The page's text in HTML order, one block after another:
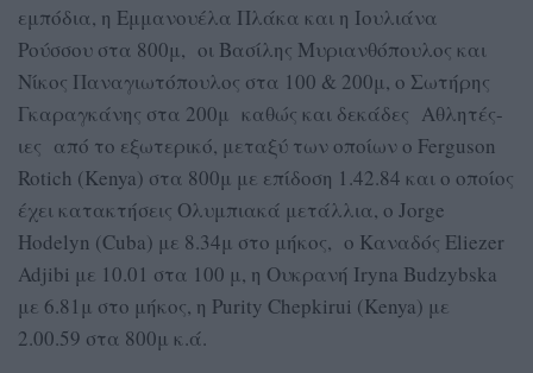
εμπόδια, η Εμμανουέλα Πλάκα και η Ιουλιάνα
Ρούσσου στα 800μ, οι Βασίλης Μυριανθόπουλος και
Νίκος Παναγιωτόπουλος στα 100 & 200μ, ο Σωτήρης
Γκαραγκάνης στα 200μ καθώς και δεκάδες Αθλητές-
ιες από το εξωτερικό, μεταξύ των οποίων ο Ferguson
Rotich (Kenya) στα 800μ με επίδοση 1.42.84 και ο οποίος
έχει κατακτήσεις Ολυμπιακά μετάλλια, ο Jorge
Hodelyn (Cuba) με 8.34μ στο μήκος, ο Καναδός Eliezer
Adjibi με 10.01 στα 100 μ, η Ουκρανή Iryna Budzybska
με 6.81μ στο μήκος, η Purity Chepkirui (Kenya) με
2.00.59 στα 800μ κ.ά.